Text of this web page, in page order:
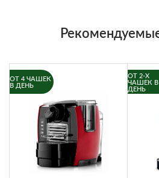
ОТ 4 ЧАШЕК
В ДЕНЬ
ОТ 2-Х
ЧАШЕК В
ДЕНЬ